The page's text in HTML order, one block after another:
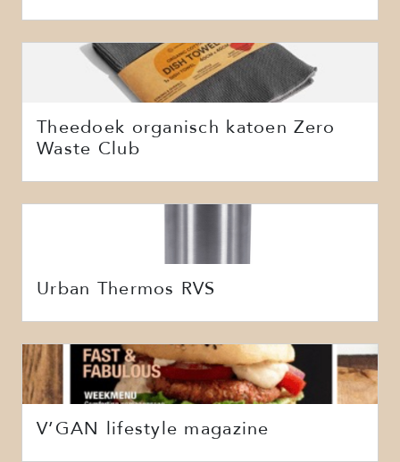
Theedoek organisch katoen Zero
Waste Club
Urban Thermos RVS
V’GAN lifestyle magazine